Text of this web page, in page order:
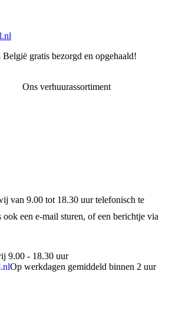
gratis bezorgd en opgehaald!
Ons verhuurassortiment
van 9.00 tot 18.30 uur telefonisch te
ook een e-mail sturen, of een berichtje via
9.00 - 18.30 uur
Op werkdagen gemiddeld binnen 2 uur